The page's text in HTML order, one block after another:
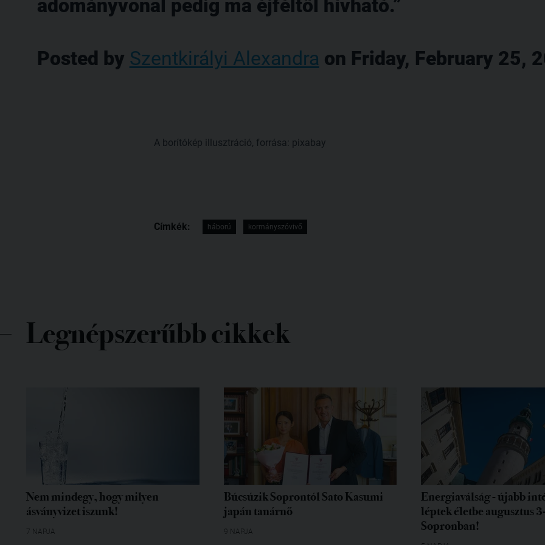
adományvonal pedig ma éjféltől hívható.
Posted by Szentkirályi Alexandra on Friday, February 25,
A borítókép illusztráció, forrása: pixabay
Címkék: háború kormányszóvivő
Legnépszerűbb cikkek
Nem mindegy, hogy milyen
ásványvizet iszunk!
7 NAPJA
Búcsúzik Soprontól Sato Kasumi
japán tanárnő
9 NAPJA
Energiaválság - újabb
léptek életbe augusztus
Sopronban!